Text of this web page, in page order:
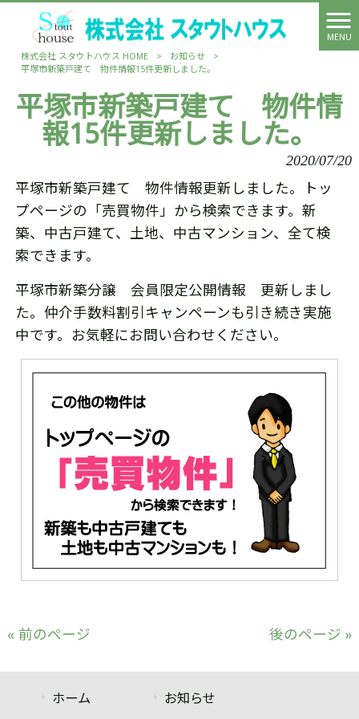
MENU
株式会社 スタウトハウス HOME
> お知らせ
>
平塚市新築戸建て 物件情報15件更新しました。
平塚市新築戸建て 物件情
報15件更新しました。
2020/07/20
平塚市新築戸建て 物件情報更新しました。トッ
プページの「売買物件」から検索できます。新
築、中古戸建て、土地、中古マンション、全て検
索できます。
平塚市新築分譲 会員限定公開情報 更新しまし
た。仲介手数料割引キャンペーンも引き続き実施
中です。お気軽にお問い合わせください。
« 前のページ 後のページ »
ホーム お知らせ